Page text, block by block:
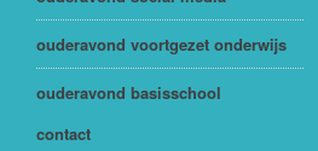
ouderavond voortgezet onderwijs
ouderavond basisschool
contact